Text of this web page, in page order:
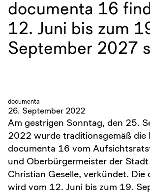
documenta 16
12. Juni bis zum
September 2027
documenta
26. September 2022
Am gestrigen Sonntag, den 25.
2022 wurde traditionsgemäß die
documenta 16 vom
und Oberbürgermeister der Stadt
Christian Geselle, verkündet. Die
wird vom 12. Juni bis zum 19.